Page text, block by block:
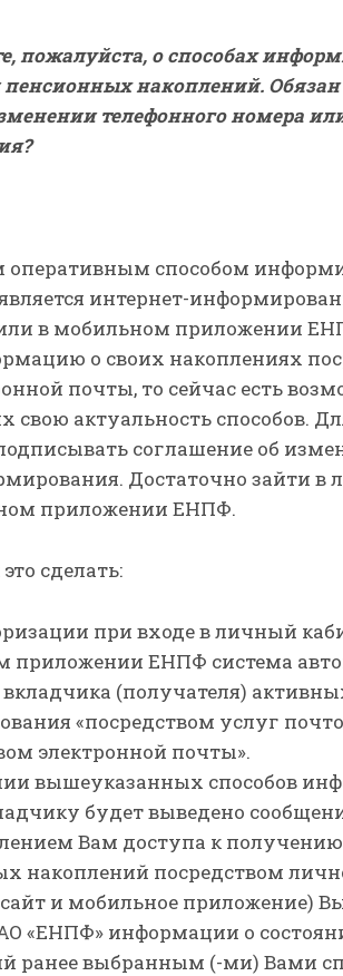
пожалуйста, о способах
пенсионных накоплений.
телефонного номера
оперативным способом
интернет-
в мобильном приложении
о своих накоплениях
почты, то сейчас есть
свою актуальность способов.
соглашение об
Достаточно зайти в
приложении ЕНПФ.
сделать:
при входе в личный
приложении ЕНПФ система
(получателя)
«посредством услуг
электронной почты».
вышеуказанных способов
будет выведено
Вам доступа к
накоплений посредством
сайт и мобильное приложение)
«ЕНПФ» информации о
ранее выбранным (-ми) Вами